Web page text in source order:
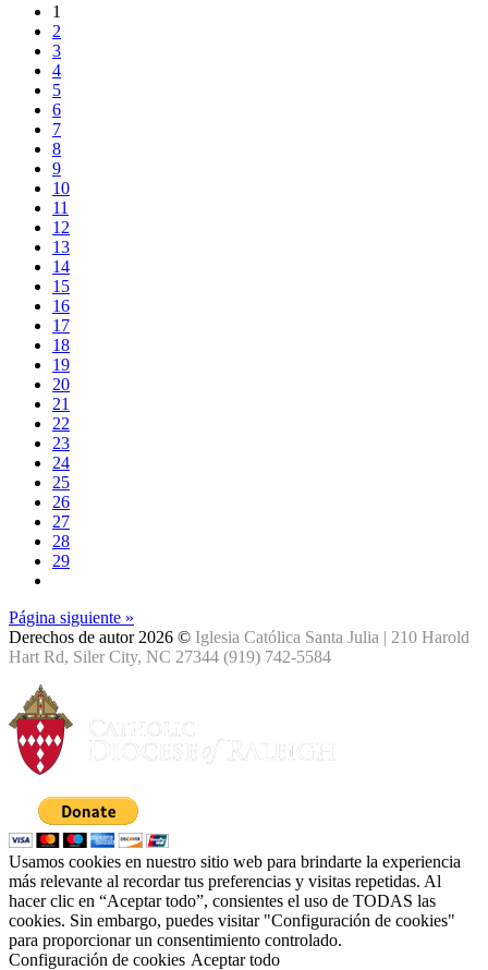
1
2
3
4
5
6
7
8
9
10
11
12
13
14
15
16
17
18
19
20
21
22
23
24
25
26
27
28
29
Página siguiente »
Derechos de autor 2026 © Iglesia Católica Santa Julia | 210 Harold
Hart Rd, Siler City, NC 27344 (919) 742-5584
Usamos cookies en nuestro sitio web para brindarte la experiencia
más relevante al recordar tus preferencias y visitas repetidas. Al
hacer clic en “Aceptar todo”, consientes el uso de TODAS las
cookies. Sin embargo, puedes visitar "Configuración de cookies"
para proporcionar un consentimiento controlado.
Configuración de cookies Aceptar todo